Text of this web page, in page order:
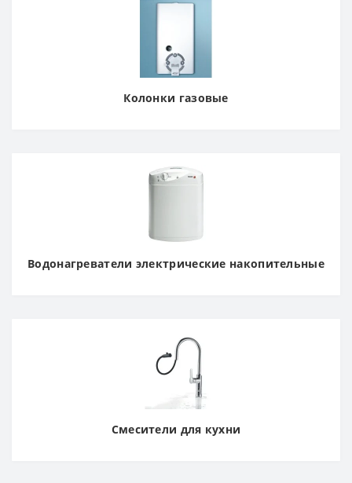
Колонки газовые
Водонагреватели электрические накопительные
Смесители для кухни